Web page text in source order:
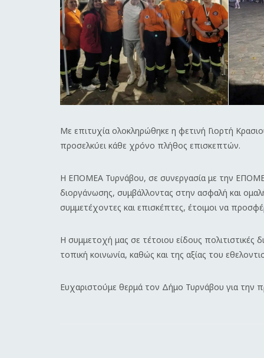
Με επιτυχία ολοκληρώθηκε η φετινή Γιορτή
προσελκύει κάθε χρόνο πλήθος επισκεπτών.
Η ΕΠΟΜΕΑ Τυρνάβου, σε συνεργασία με την ΕΠΟΜΕΑ
διοργάνωσης, συμβάλλοντας στην ασφαλή και
συμμετέχοντες και επισκέπτες, έτοιμοι να
Η συμμετοχή μας σε τέτοιου είδους
τοπική κοινωνία, καθώς και της αξίας του
Ευχαριστούμε θερμά τον Δήμο Τυρνάβου για την